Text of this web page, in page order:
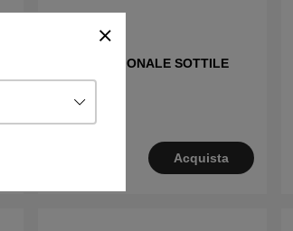
DADO ESAGONALE SOTTILE
M16
€3.65
Acquista